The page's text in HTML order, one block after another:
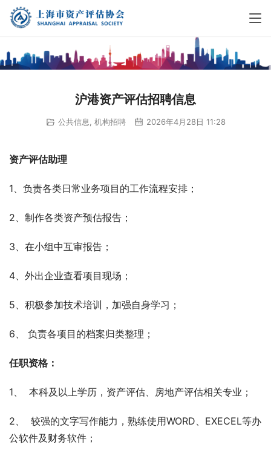
沪港资产评估招聘信息
公共信息 机构招聘 2026年4月28日 11:28
资产评估助理
1、负责各类日常业务项目的工作流程安排；
2、制作各类资产预估报告；
3、在小组中互审报告；
4、外出企业查看项目现场；
5、积极参加技术培训，加强自身学习；
6、 负责各项目的档案归类整理；
任职资格：
1、  本科及以上学历，资产评估、房地产评估相关专业；
2、  较强的文字写作能力，熟练使用WORD、EXECEL等办
公软件及财务软件；